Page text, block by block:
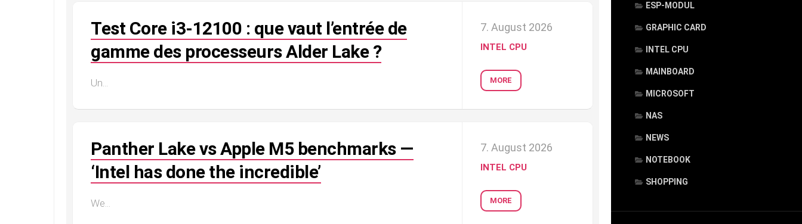
ESP-MODUL
GRAPHIC CARD
INTEL CPU
MAINBOARD
MICROSOFT
NAS
NEWS
NOTEBOOK
SHOPPING
Test Core i3-12100 : que vaut l’entrée de
gamme des processeurs Alder Lake ?
Un...
7. August 2026
INTEL CPU
MORE
Panther Lake vs Apple M5 benchmarks —
‘Intel has done the incredible’
We...
7. August 2026
INTEL CPU
MORE